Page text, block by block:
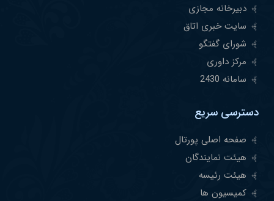
دبیرخانه مجازی
سایت خبری اتاق
شورای گفتگو
مرکز داوری
سامانه 2430
دسترسی سریع
صفحه اصلی پورتال
هیئت نمایندگان
هیئت رئیسه
کمیسیون ها